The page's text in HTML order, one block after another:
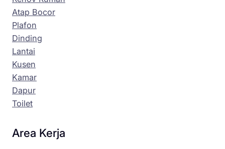
Atap Bocor
Plafon
Dinding
Lantai
Kusen
Kamar
Dapur
Toilet
Area Kerja